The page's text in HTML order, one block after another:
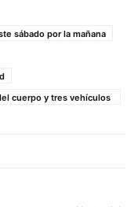
sábado por la mañana
cuerpo y tres vehículos